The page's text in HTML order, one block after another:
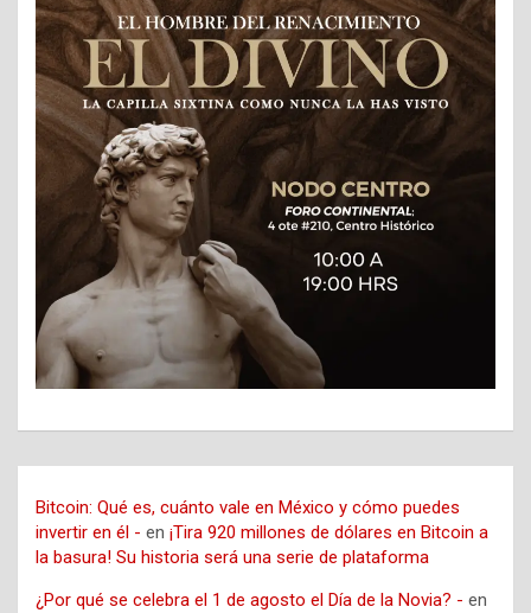
Bitcoin: Qué es, cuánto vale en México y cómo puedes
invertir en él - en ¡Tira 920 millones de dólares en Bitcoin a
la basura! Su historia será una serie de plataforma
¿Por qué se celebra el 1 de agosto el Día de la Novia? - en